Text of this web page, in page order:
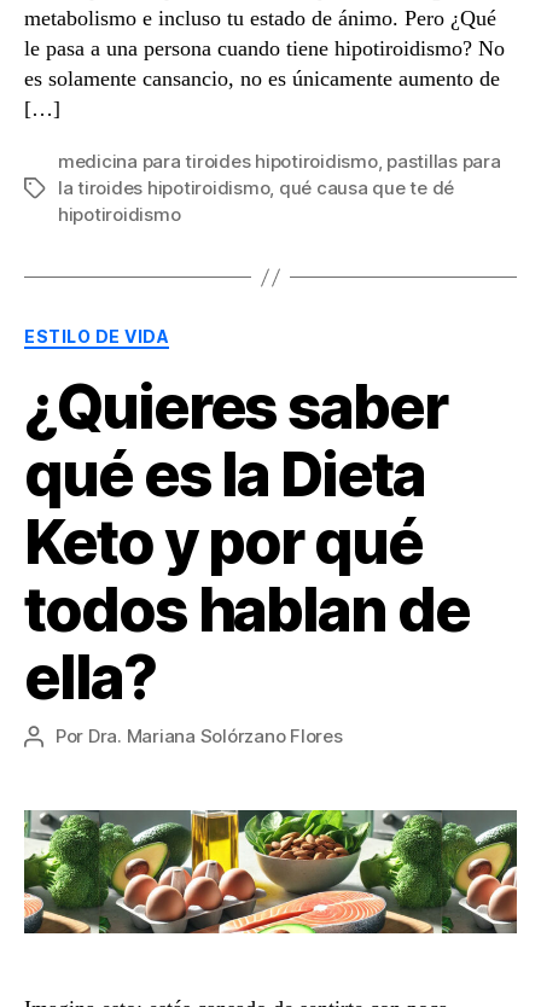
metabolismo e incluso tu estado de ánimo. Pero ¿Qué
le pasa a una persona cuando tiene hipotiroidismo? No
es solamente cansancio, no es únicamente aumento de
[…]
Etiquetas
medicina para tiroides hipotiroidismo, pastillas para
la tiroides hipotiroidismo, qué causa que te dé
hipotiroidismo
ESTILO DE VIDA
¿Quieres saber
qué es la Dieta
Keto y por qué
todos hablan de
ella?
Autor
entrada
Por Dra. Mariana Solórzano Flores